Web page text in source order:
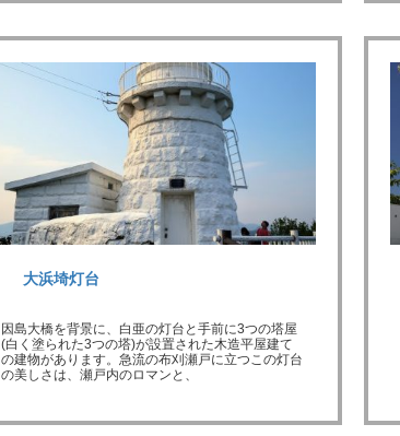
大浜埼灯台
因島大橋を背景に、白亜の灯台と手前に3つの塔屋
(白く塗られた3つの塔)が設置された木造平屋建て
の建物があります。急流の布刈瀬戸に立つこの灯台
の美しさは、瀬戸内のロマンと、